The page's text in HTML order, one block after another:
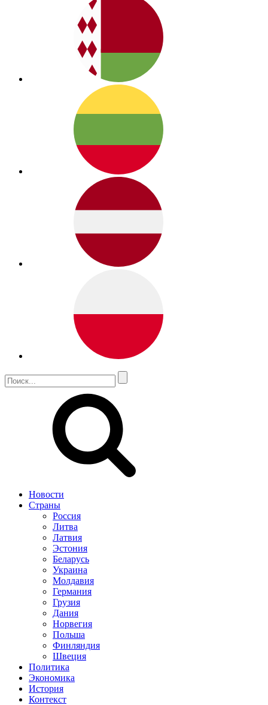
Новости
Страны
Россия
Литва
Латвия
Эстония
Беларусь
Украина
Молдавия
Германия
Грузия
Дания
Норвегия
Польша
Финляндия
Швеция
Политика
Экономика
История
Контекст